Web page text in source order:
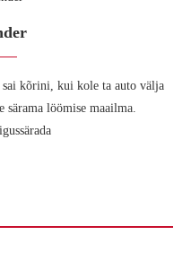
kõrini, kui kole ta auto välja
särama löömise maailma.